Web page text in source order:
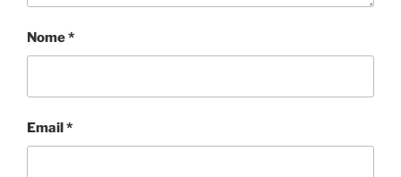
Nome*
Email *